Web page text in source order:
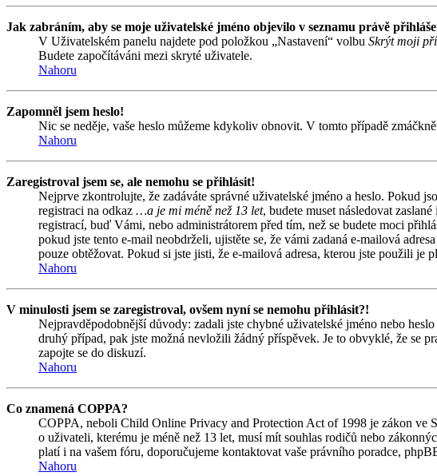
Jak zabráním, aby se moje uživatelské jméno objevilo v seznamu právě
V Uživatelském panelu najdete pod položkou „Nastavení“ volbu Skrýt moji
Budete započítáváni mezi skryté uživatele.
Nahoru
Zapomněl jsem heslo!
Nic se neděje, vaše heslo můžeme kdykoliv obnovit. V tomto případě
Nahoru
Zaregistroval jsem se, ale nemohu se přihlásit!
Nejprve zkontrolujte, že zadáváte správné uživatelské jméno a heslo. Pokud
registraci na odkaz …a je mi méně než 13 let, budete muset následovat
registrací, buď Vámi, nebo administrátorem před tím, než se budete moci
pokud jste tento e-mail neobdrželi, ujistěte se, že vámi zadaná e-mailová
pouze obtěžovat. Pokud si jste jisti, že e-mailová adresa, kterou jste použili je
Nahoru
V minulosti jsem se zaregistroval, ovšem nyní se nemohu přihlásit?!
Nejpravděpodobnější důvody: zadali jste chybné uživatelské jméno nebo
druhý případ, pak jste možná nevložili žádný příspěvek. Je to obvyklé, že se
zapojte se do diskuzí.
Nahoru
Co znamená COPPA?
COPPA, neboli Child Online Privacy and Protection Act of 1998 je zákon ve
o uživateli, kterému je méně než 13 let, musí mít souhlas rodičů nebo
platí i na vašem fóru, doporučujeme kontaktovat vaše právního poradce,
Nahoru